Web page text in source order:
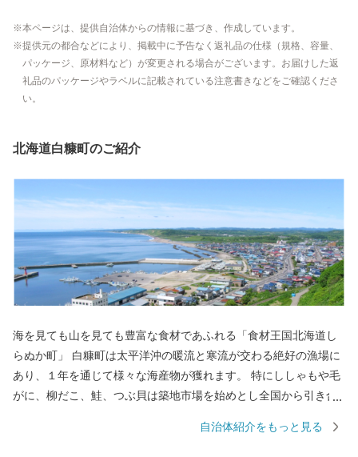
本ページは、提供自治体からの情報に基づき、作成しています。
提供元の都合などにより、掲載中に予告なく返礼品の仕様（規格、容量、
パッケージ、原材料など）が変更される場合がございます。お届けした返
礼品のパッケージやラベルに記載されている注意書きなどをご確認くださ
い。
北海道白糠町のご紹介
海を見ても山を見ても豊富な食材であふれる「食材王国北海道し
らぬか町」 白糠町は太平洋沖の暖流と寒流が交わる絶好の漁場に
あり、１年を通じて様々な海産物が獲れます。 特にししゃもや毛
がに、柳だこ、鮭、つぶ貝は築地市場を始めとし全国から引き合
すぎるくらいですが、山に目を向けると、また様々なものがあり
自治体紹介をもっと見る